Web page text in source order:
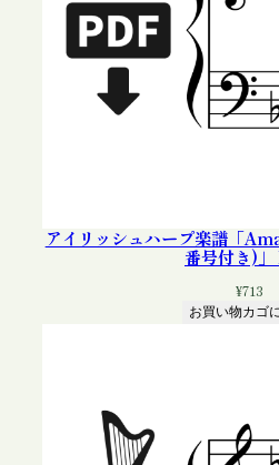
アイリッシュハープ楽譜「
番号付き)
¥713
お買い物カゴ